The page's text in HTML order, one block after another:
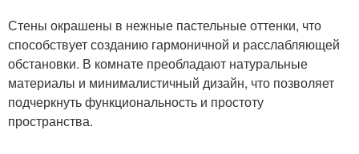
Стены окрашены в нежные пастельные оттенки, что
способствует созданию гармоничной и расслабляющей
обстановки. В комнате преобладают натуральные
материалы и минималистичный дизайн, что позволяет
подчеркнуть функциональность и простоту
пространства.